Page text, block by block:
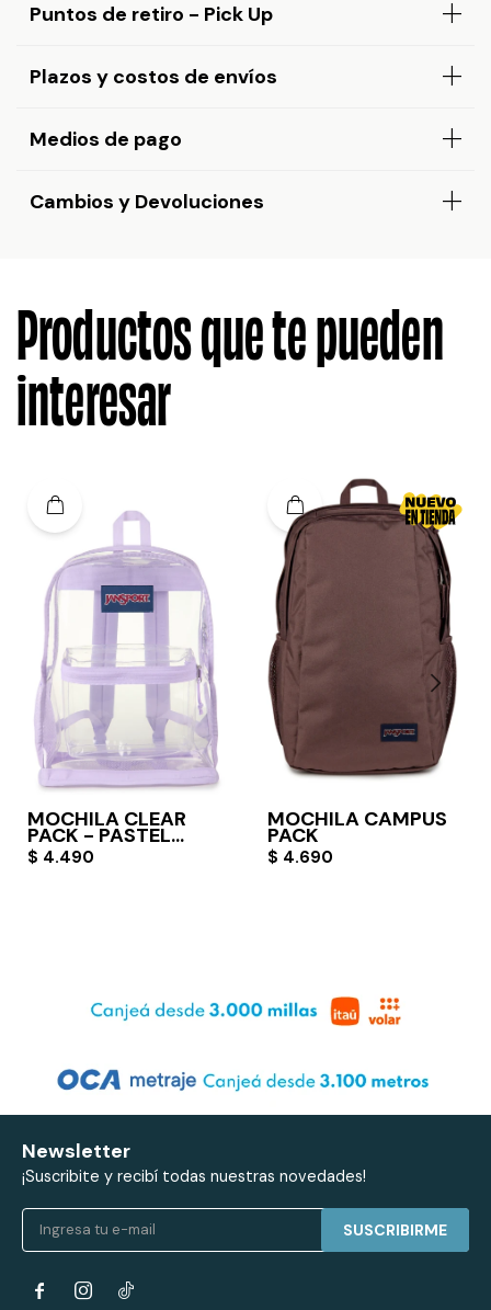
Puntos de retiro - Pick Up
Plazos y costos de envíos
Medios de pago
Cambios y Devoluciones
Productos que te pueden
interesar
MOCHILA CLEAR
PACK - PASTEL
LILAC
$ 4.490
MOCHILA CAMPUS
PACK
$ 4.690
Newsletter
¡Suscribite y recibí todas nuestras novedades!
SUSCRIBIRME
 